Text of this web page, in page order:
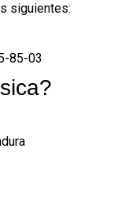
siguientes:
85-03